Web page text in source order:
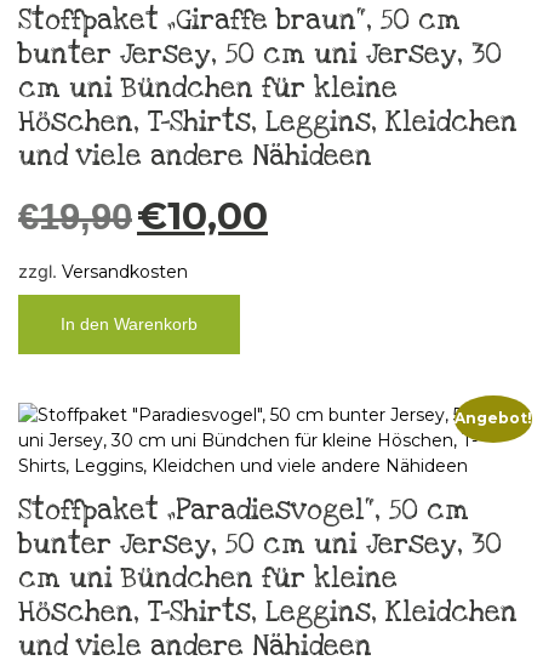
Stoffpaket „Giraffe braun“, 50 cm
bunter Jersey, 50 cm uni Jersey, 30
cm uni Bündchen für kleine
Höschen, T-Shirts, Leggins, Kleidchen
und viele andere Nähideen
€19,90€10,00
zzgl. Versandkosten
In den Warenkorb
Angebot!
Stoffpaket „Paradiesvogel“, 50 cm
bunter Jersey, 50 cm uni Jersey, 30
cm uni Bündchen für kleine
Höschen, T-Shirts, Leggins, Kleidchen
und viele andere Nähideen